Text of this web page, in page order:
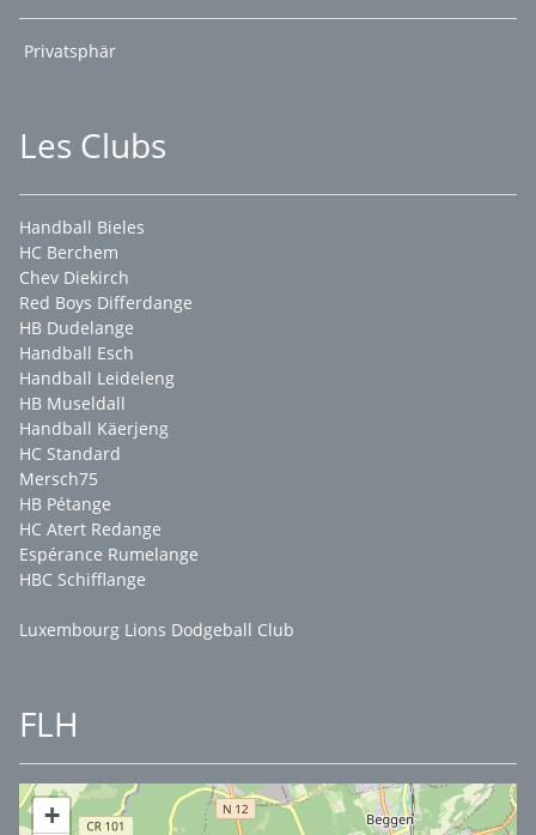
Privatsphär
Les Clubs
Handball Bieles
HC Berchem
Chev Diekirch
Red Boys Differdange
HB Dudelange
Handball Esch
Handball Leideleng
HB Museldall
Handball Käerjeng
HC Standard
Mersch75
HB Pétange
HC Atert Redange
Espérance Rumelange
HBC Schifflange
Luxembourg Lions Dodgeball Club
FLH
+